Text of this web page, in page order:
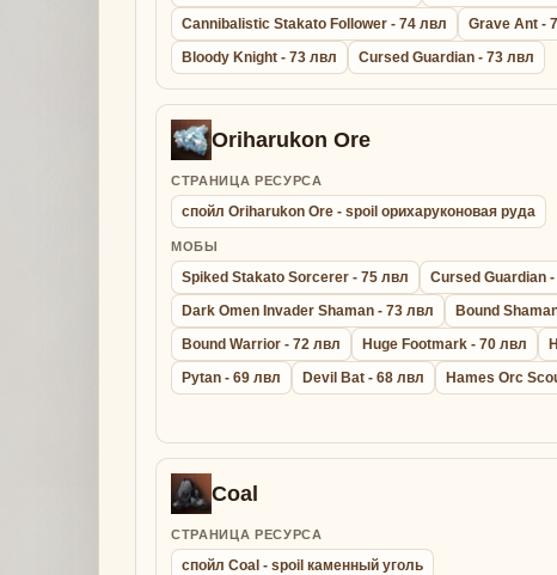
Cannibalistic Stakato Follower - 74 лвл
Grave Ant -
Bloody Knight - 73 лвл
Cursed Guardian - 73 лвл
Oriharukon Ore
СТРАНИЦА РЕСУРСА
спойл Oriharukon Ore - spoil орихаруконовая руда
МОБЫ
Spiked Stakato Sorcerer - 75 лвл
Cursed Guardian
Dark Omen Invader Shaman - 73 лвл
Bound
Bound Warrior - 72 лвл
Huge Footmark - 70 лвл
Pytan - 69 лвл
Devil Bat - 68 лвл Hames Orc
Coal
СТРАНИЦА РЕСУРСА
спойл Coal - spoil каменный уголь